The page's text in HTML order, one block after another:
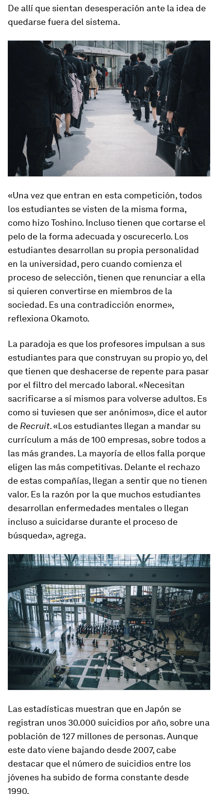
De allí que sientan desesperación ante la idea de
quedarse fuera del sistema.
«Una vez que entran en esta competición, todos
los estudiantes se visten de la misma forma,
como hizo Toshino. Incluso tienen que cortarse el
pelo de la forma adecuada y oscurecerlo. Los
estudiantes desarrollan su propia personalidad
en la universidad, pero cuando comienza el
proceso de selección, tienen que renunciar a ella
si quieren convertirse en miembros de la
sociedad. Es una contradicción enorme»,
reflexiona Okamoto.
La paradoja es que los profesores impulsan a sus
estudiantes para que construyan su propio yo, del
que tienen que deshacerse de repente para pasar
por el filtro del mercado laboral. «Necesitan
sacrificarse a sí mismos para volverse adultos. Es
como si tuviesen que ser anónimos», dice el autor
de Recruit. «Los estudiantes llegan a mandar su
currículum a más de 100 empresas, sobre todos a
las más grandes. La mayoría de ellos falla porque
eligen las más competitivas. Delante el rechazo
de estas compañías, llegan a sentir que no tienen
valor. Es la razón por la que muchos estudiantes
desarrollan enfermedades mentales o llegan
incluso a suicidarse durante el proceso de
búsqueda», agrega.
Las estadísticas muestran que en Japón se
registran unos 30.000 suicidios por año, sobre una
población de 127 millones de personas. Aunque
este dato viene bajando desde 2007, cabe
destacar que el número de suicidios entre los
jóvenes ha subido de forma constante desde
1990.